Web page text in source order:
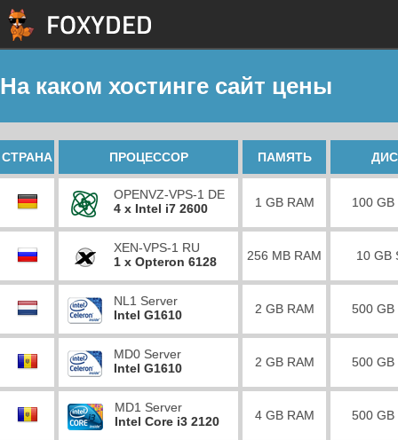
На каком хостинге сайт цены
СТРАНА ПРОЦЕССОР ПАМЯТЬ
OPENVZ-VPS-1 DE
4 x Intel i7 2600
1 GB RAM 100 GB
XEN-VPS-1 RU
1 x Opteron 6128
256 MB RAM 10 GB
NL1 Server
Intel G1610
2 GB RAM 500 GB
MD0 Server
Intel G1610
2 GB RAM 500 GB
MD1 Server
Intel Core i3 2120
4 GB RAM 500 GB